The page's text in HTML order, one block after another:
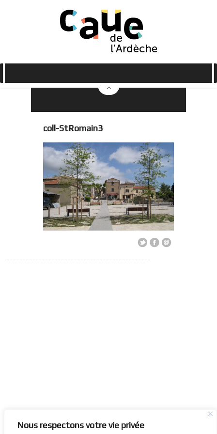
Nous respectons votre vie privée
coll-StRomain3